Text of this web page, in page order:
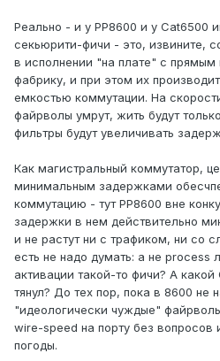
Реально - и у PP8600 и у Cat6500
секьюрити-фичи - это, извините,
в исполнении "на плате" с
фабрику, и при этом их
емкостью коммутации. На
файрволы умрут, жить будут
фильтры будут увеличивать
Как магистральный коммутатор,
минимальным задержками
коммутацию - тут PP8600 вне
задержки в нем действительно
и не растут ни с трафиком, ни со
есть не надо думать: а не process
активации такой-то фичи? А какой
тянул? До тех пор, пока в 8600 не
"идеологически чуждые"
wire-speed на порту без вопросов
погоды.